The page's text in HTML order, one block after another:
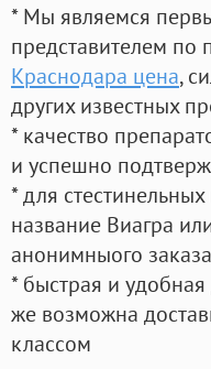
* Мы являемся
представителем
Краснодара цена,
других известных
* качество
и успешно
* для
название Виагра
анонимныого
* быстрая и
же возможна
классом